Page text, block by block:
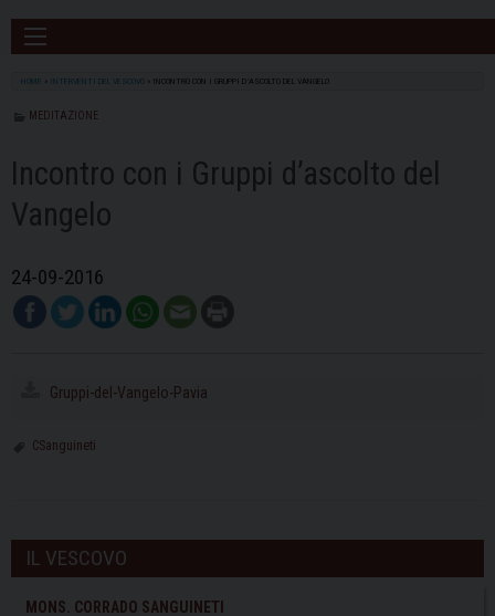
HOME INTERVENTI DEL VESCOVO INCONTRO CON I GRUPPI D’ASCOLTO DEL VANGELO
MEDITAZIONE
Incontro con i Gruppi d’ascolto del
Vangelo
24-09-2016
Gruppi-del-Vangelo-Pavia
CSanguineti
IL VESCOVO
MONS. CORRADO SANGUINETI